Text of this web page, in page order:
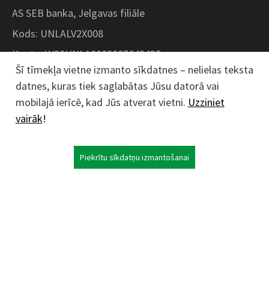
AS SEB banka, Jelgavas filiāle
Kods: UNLALV2X008
Konts: LV28UNLA0008007643435
Kokaudzētavas iela 1, Zaļenieki, Zaļenieku
pagasts, Jelgavas novads, LV- 3011, Latvija
Šī tīmekļa vietne izmanto sīkdatnes – nelielas teksta
datnes, kuras tiek saglabātas Jūsu datorā vai
mobilajā ierīcē, kad Jūs atverat vietni. Uzziniet
vairāk!
Piekrītu sīkdatņu izmantošanai